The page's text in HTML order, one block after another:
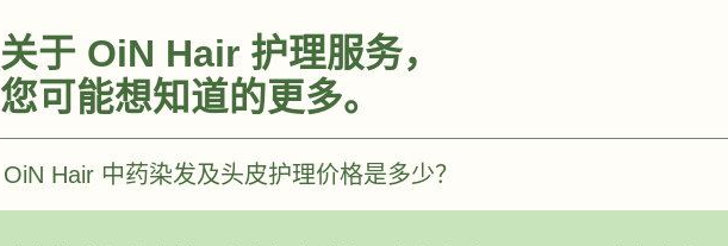
关于 OiN Hair 护理服务，
您可能想知道的更多。
OiN Hair 中药染发及头皮护理价格是多少？